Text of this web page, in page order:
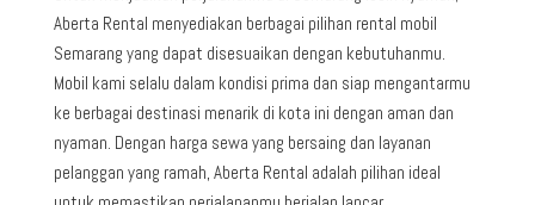
Aberta Rental menyediakan berbagai pilihan rental mobil
Semarang yang dapat disesuaikan dengan kebutuhanmu.
Mobil kami selalu dalam kondisi prima dan siap mengantarmu
ke berbagai destinasi menarik di kota ini dengan aman dan
nyaman. Dengan harga sewa yang bersaing dan layanan
pelanggan yang ramah, Aberta Rental adalah pilihan ideal